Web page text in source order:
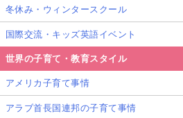
冬休み・ウィンタースクール
国際交流・キッズ英語イベント
世界の子育て・教育スタイル
アメリカ子育て事情
アラブ首長国連邦の子育て事情